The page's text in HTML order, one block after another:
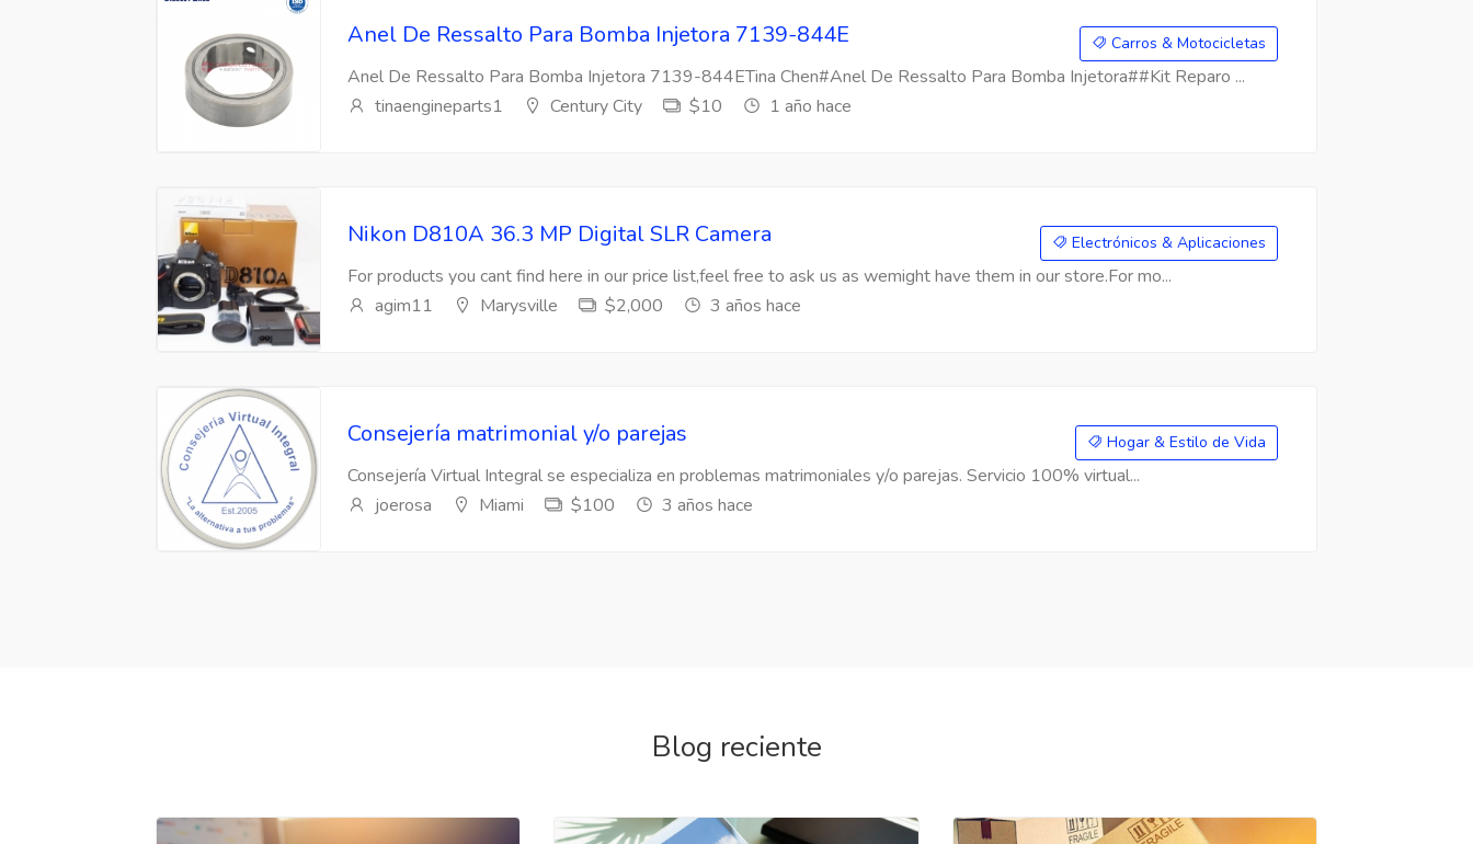
Anel De Ressalto Para Bomba Injetora 7139-844E Carros & Motocicletas
Anel De Ressalto Para Bomba Injetora 7139-844ETina Chen#Anel De Ressalto Para Bomba Injetora##Kit Reparo ...
tinaengineparts1
Century City $10 1 año hace
Nikon D810A 36.3 MP Digital SLR Camera Electrónicos & Aplicaciones
For products you cant find here in our price list,feel free to ask us as wemight have them in our store.For mo...
agim11
Marysville $2,000 3 años hace
Consejería matrimonial y/o parejas Hogar & Estilo de Vida
Consejería Virtual Integral se especializa en problemas matrimoniales y/o parejas. Servicio 100% virtual...
joerosa
Miami $100 3 años hace
Blog reciente